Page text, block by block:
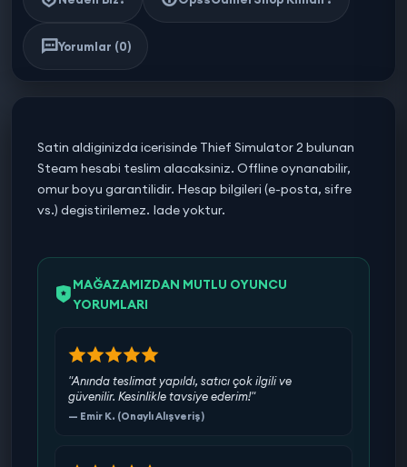
Yorumlar (0)
Satin aldiginizda icerisinde Thief Simulator 2 bulunan
Steam hesabi teslim alacaksiniz. Offline oynanabilir,
omur boyu garantilidir. Hesap bilgileri (e-posta, sifre
vs.) degistirilemez. Iade yoktur.
MAĞAZAMIZDAN MUTLU OYUNCU
YORUMLARI
"Anında teslimat yapıldı, satıcı çok ilgili ve
güvenilir. Kesinlikle tavsiye ederim!"
— Emir K. (Onaylı Alışveriş)